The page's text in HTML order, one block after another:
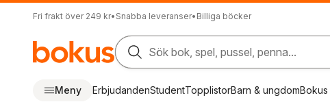
Fri frakt över 249 kr• Snabba leveranser• Billiga böcker
Sök bok, spel, pussel, penna...
Meny ErbjudandenStudentTopplistorBarn & ungdomBokus